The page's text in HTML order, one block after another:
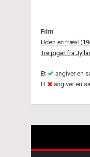
Film
Uden en trævl
Tre piger fra
Et
angiver en
Et
angiver en